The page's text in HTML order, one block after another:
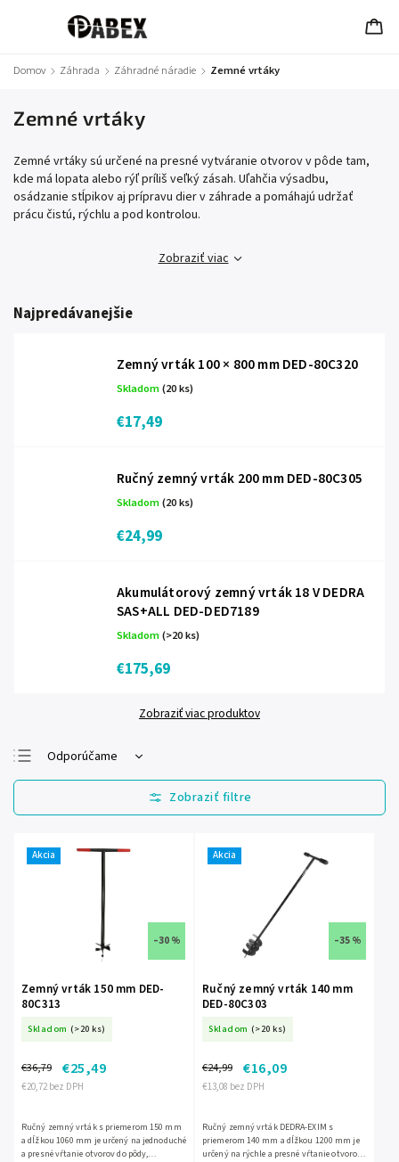
Domov / Záhrada / Záhradné náradie / Zemné vrtáky
Zemné vrtáky
Zemné vrtáky sú určené na presné vytváranie otvorov v pôde tam,
kde má lopata alebo rýľ príliš veľký zásah. Uľahčia výsadbu,
osádzanie stĺpikov aj prípravu dier v záhrade a pomáhajú udržať
prácu čistú, rýchlu a pod kontrolou.
Zobraziť viac
Najpredávanejšie
Zemný vrták 100 × 800 mm DED-80C320
Skladom(20 ks)
€17,49
Ručný zemný vrták 200 mm DED-80C305
Skladom(20 ks)
€24,99
Akumulátorový zemný vrták 18 V DEDRA
SAS+ALL DED-DED7189
Skladom(>20 ks)
€175,69
Zobraziť viac produktov
Odporúčame
Najlacnejšie
Najdrahšie
Akcia
–30 %
Zemný vrták 150 mm DED-
80C313
Skladom (>20 ks)
€20,72 bez DPH
€36,79 €25,49
Ručný zemný vrták s priemerom 150 mm
a dĺžkou 1060 mm je určený na jednoduché
a presné vŕtanie otvorov do pôdy,
Akcia
–35 %
Ručný zemný vrták 140 mm
DED-80C303
Skladom (>20 ks)
€13,08 bez DPH
€24,99 €16,09
Ručný zemný vrták DEDRA-EXIM s
priemerom 140 mm a dĺžkou 1200 mm je
určený na rýchle a presné vŕtanie otvorov